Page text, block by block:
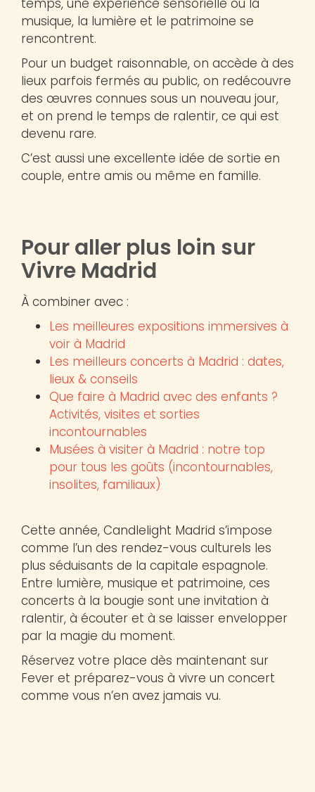
musique, la lumière et le patrimoine se
rencontrent.
Pour un budget raisonnable, on accède à des
lieux parfois fermés au public, on redécouvre
des œuvres connues sous un nouveau jour,
et on prend le temps de ralentir, ce qui est
devenu rare.
C’est aussi une excellente idée de sortie en
couple, entre amis ou même en famille.
Pour aller plus loin sur
Vivre Madrid
À combiner avec :
Les meilleures expositions immersives à
voir à Madrid
Les meilleurs concerts à Madrid : dates,
lieux & conseils
Que faire à Madrid avec des enfants ?
Activités, visites et sorties
incontournables
Musées à visiter à Madrid : notre top
pour tous les goûts (incontournables,
insolites, familiaux)
Cette année, Candlelight Madrid s’impose
comme l’un des rendez-vous culturels les
plus séduisants de la capitale espagnole.
Entre lumière, musique et patrimoine, ces
concerts à la bougie sont une invitation à
ralentir, à écouter et à se laisser envelopper
par la magie du moment.
Réservez votre place dès maintenant sur
Fever et préparez-vous à vivre un concert
comme vous n’en avez jamais vu.